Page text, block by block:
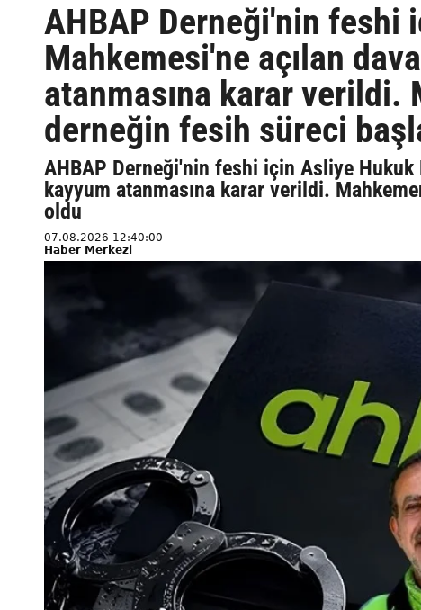
AHBAP Derneği'nin feshi
Mahkemesi'ne açılan
atanmasına karar verildi.
derneğin fesih süreci
AHBAP Derneği'nin feshi için Asliye
kayyum atanmasına karar verildi.
oldu
07.08.2026 12:40:00
Haber Merkezi